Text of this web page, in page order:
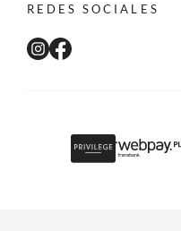
REDES SOCIALES